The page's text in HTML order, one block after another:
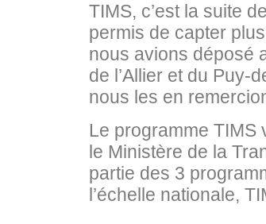
TIMS, c’est la suite
permis de capter
nous avions déposé
de l’Allier et du Puy-
nous les en
Le programme TIMS
le Ministère de la
partie des 3
l’échelle nationale,